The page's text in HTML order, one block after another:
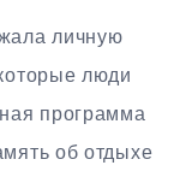
личную
люди
программа
об отдыхе